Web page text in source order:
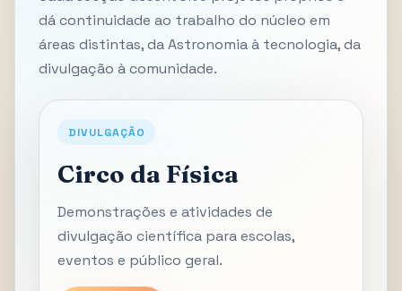
dá continuidade ao trabalho do núcleo em
áreas distintas, da Astronomia à tecnologia, da
divulgação à comunidade.
DIVULGAÇÃO
Circo da Física
Demonstrações e atividades de
divulgação científica para escolas,
eventos e público geral.